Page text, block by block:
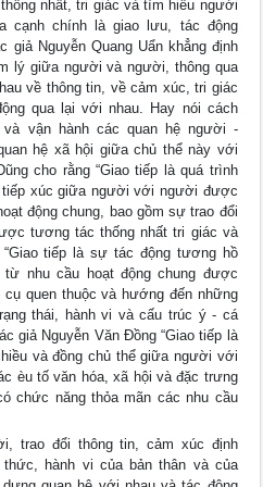
nhất, tri giác và tìm hiểu người
cạnh chính là giao lưu, tác động
Nguyễn Quang Uẩn khẳng định
lý giữa người và người, thông qua
về thông tin, về cảm xúc, tri giác
qua lại với nhau. Hay nói cách
vận hành các quan hệ người -
hệ xã hội giữa chủ thể này với
cho rằng “Giao tiếp là quá trình
tiếp xúc giữa người với người được
động chung, bao gồm sự trao đổi
tương tác thống nhất tri giác và
tiếp là sự tác động tương hồ
nhu cầu hoạt động chung được
quen thuộc và hướng đến những
thái, hành vi và cấu trúc ý - cá
giả Nguyễn Văn Đồng “Giao tiếp là
và đồng chủ thể giữa người với
èu tố văn hóa, xã hội và đặc trưng
chức năng thỏa mãn các nhu cầu
trao đổi thông tin, cảm xúc định
hành vi của bản thân và của